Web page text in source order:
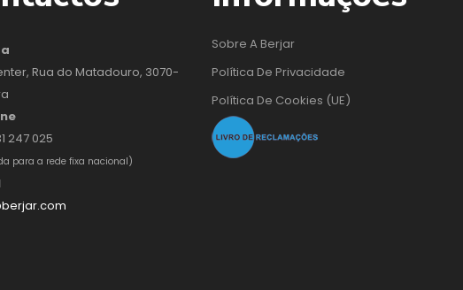
Rua do Matadouro, 3070-
247 025
para a rede fixa nacional)
Sobre A Berjar
Política De Privacidade
Política De Cookies (UE)